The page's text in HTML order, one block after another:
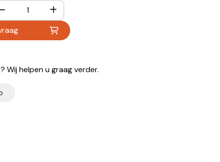
helpen u graag verder.